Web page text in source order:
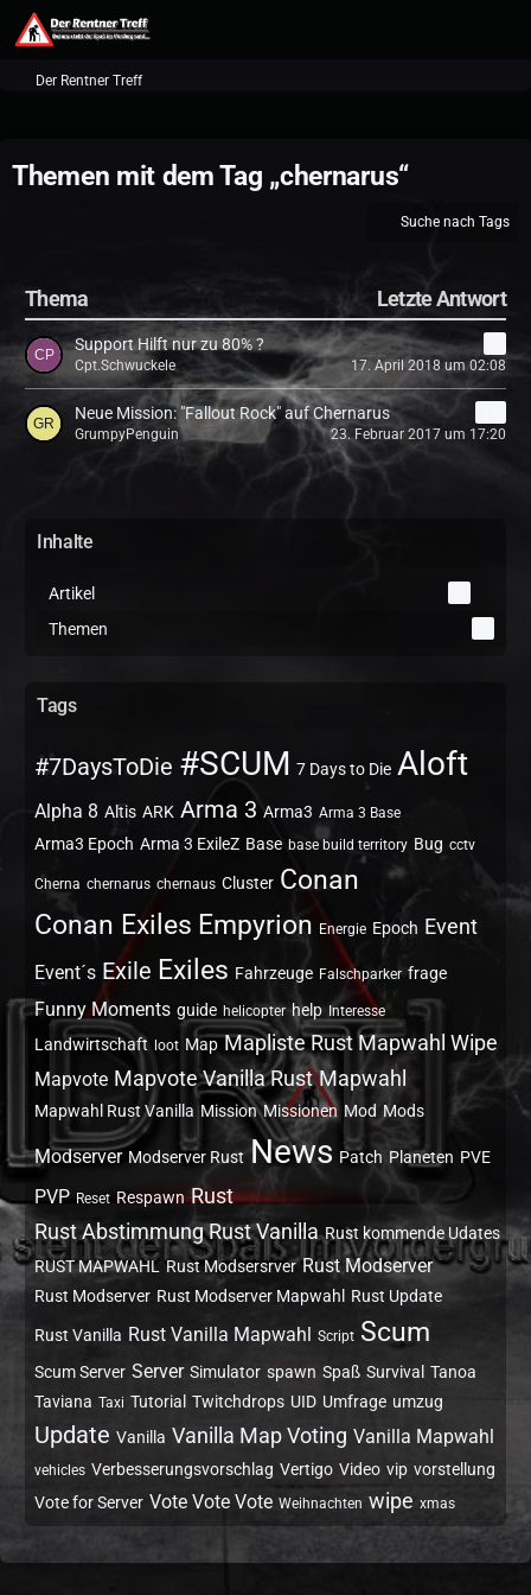
Der Rentner Treff
Themen mit dem Tag „chernarus“
Suche nach Tags
Thema Letzte Antwort
Support Hilft nur zu 80% ?
Cpt.Schwuckele
17. April 2018 um 02:08
Neue Mission: "Fallout Rock" auf Chernarus
GrumpyPenguin
23. Februar 2017 um 17:20
Inhalte
Artikel
Themen
Tags
#7DaysToDie #SCUM 7 Days to Die Aloft
Alpha 8 Altis ARK Arma 3 Arma3 Arma 3 Base
Arma3 Epoch Arma 3 ExileZ Base base build territory Bug cctv
Cherna chernarus chernaus Cluster Conan
Conan Exiles Empyrion Energie Epoch Event
Event´s Exile Exiles Fahrzeuge Falschparker frage
Funny Moments guide helicopter help Interesse
Landwirtschaft loot Map Mapliste Rust Mapwahl Wipe
Mapvote Mapvote Vanilla Rust Mapwahl
Mapwahl Rust Vanilla Mission Missionen Mod Mods
Modserver Modserver Rust News Patch Planeten PVE
PVP Reset Respawn Rust
Rust Abstimmung Rust Vanilla Rust kommende Udates
RUST MAPWAHL Rust Modsersrver Rust Modserver
Rust Modserver Rust Modserver Mapwahl Rust Update
Rust Vanilla Rust Vanilla Mapwahl Script Scum
Scum Server Server Simulator spawn Spaß Survival Tanoa
Taviana Taxi Tutorial Twitchdrops UID Umfrage umzug
Update Vanilla Vanilla Map Voting Vanilla Mapwahl
vehicles Verbesserungsvorschlag Vertigo Video vip vorstellung
Vote for Server Vote Vote Vote Weihnachten wipe xmas